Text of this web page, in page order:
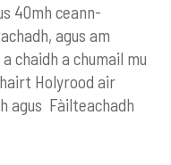
40mh ceann-
agus am
chaidh a chumail mu
Holyrood air
agus Fàilteachadh